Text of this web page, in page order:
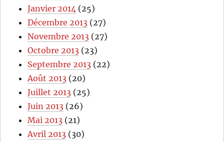
Janvier 2014 (25)
Décembre 2013 (27)
Novembre 2013 (27)
Octobre 2013 (23)
Septembre 2013 (22)
Août 2013 (20)
Juillet 2013 (25)
Juin 2013 (26)
Mai 2013 (21)
Avril 2013 (30)